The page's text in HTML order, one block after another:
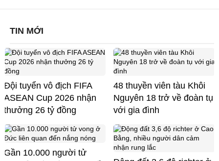
TIN MỚI
Đội tuyển vô địch FIFA
ASEAN Cup 2026 nhận
thưởng 26 tỷ đồng
48 thuyền viên tàu Khôi
Nguyên 18 trở về đoàn tụ
với gia đình
Gần 10.000 người tử